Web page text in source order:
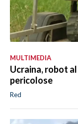
MULTIMEDIA
Ucraina, robot
pericolose
Red